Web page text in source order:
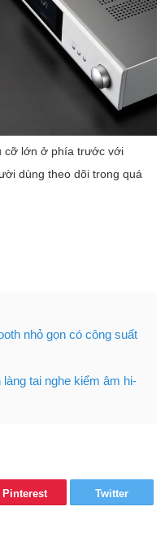
cỡ lớn ở phía trước với
dùng theo dõi trong quá
nhỏ gọn có công suất
tai nghe kiểm âm hi-
Pinterest Twitter